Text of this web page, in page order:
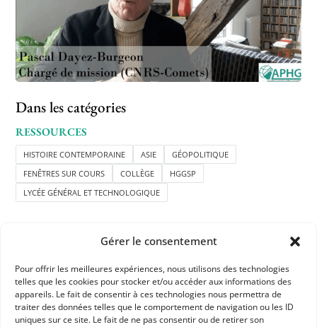
Gérer le consentement
Pour offrir les meilleures expériences, nous utilisons des technologies
telles que les cookies pour stocker et/ou accéder aux informations des
appareils. Le fait de consentir à ces technologies nous permettra de
traiter des données telles que le comportement de navigation ou les ID
uniques sur ce site. Le fait de ne pas consentir ou de retirer son
Dans les catégories
RESSOURCES
HISTOIRE CONTEMPORAINE ASIE
GÉOPOLITIQUE
FENÊTRES SUR COURS
COLLÈGE
HGGSP
LYCÉE GÉNÉRAL ET TECHNOLOGIQUE
APHG